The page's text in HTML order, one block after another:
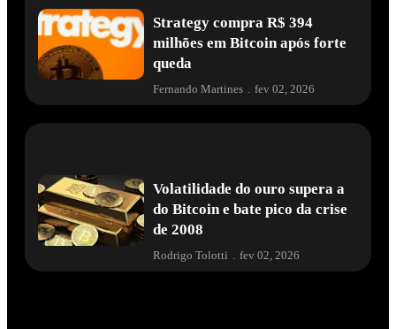
Strategy compra R$ 394
milhões em Bitcoin após forte
queda
Fernando Martines . fev 02, 2026
Volatilidade do ouro supera a
do Bitcoin e bate pico da crise
de 2008
Rodrigo Tolotti fev 02, 2026